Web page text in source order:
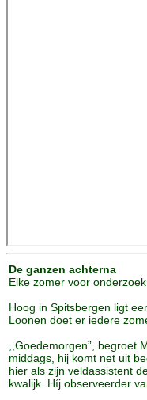
De ganzen achterna
Elke zomer voor
Hoog in Spitsbergen ligt
Loonen doet er iedere
,,Goedemorgen”,
middags, hij komt net uit
hier als zijn veldassistent
kwalijk. Híj observeerder